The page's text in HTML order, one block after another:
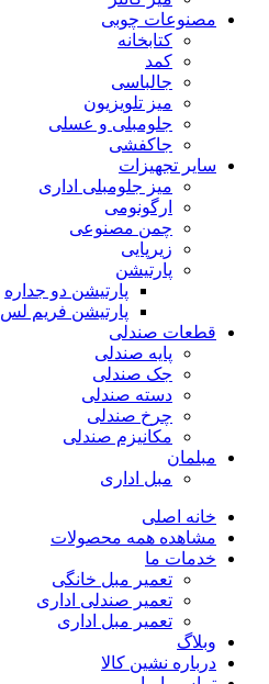
مصنوعات چوبی
کتابخانه
کمد
جالباسی
میز تلویزیون
جلومبلی و عسلی
جاکفشی
سایر تجهیزات
میز جلومبلی اداری
ارگونومی
چمن مصنوعی
زیرپایی
پارتیشن
پارتیشن دو جداره
پارتیشن فریم لس
قطعات صندلی
پایه صندلی
جک صندلی
دسته صندلی
چرخ صندلی
مکانیزم صندلی
مبلمان
مبل اداری
خانه اصلی
مشاهده همه محصولات
خدمات ما
تعمیر مبل خانگی
تعمیر صندلی اداری
تعمیر مبل اداری
وبلاگ
درباره نشین کالا